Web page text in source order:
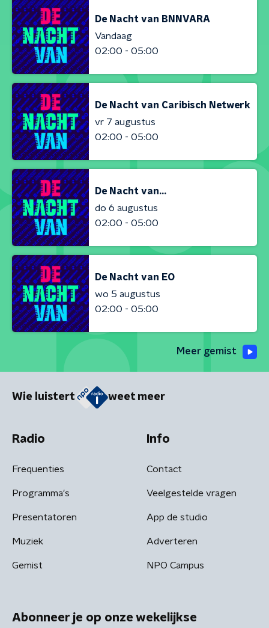
De Nacht van BNNVARA
Vandaag
02:00 - 05:00
De Nacht van Caribisch Netwerk
vr 7 augustus
02:00 - 05:00
De Nacht van...
do 6 augustus
02:00 - 05:00
De Nacht van EO
wo 5 augustus
02:00 - 05:00
Meer gemist
Wie luistert weet meer
Radio
Frequenties
Programma's
Presentatoren
Muziek
Gemist
Info
Contact
Veelgestelde vragen
App de studio
Adverteren
NPO Campus
Abonneer je op onze wekelijkse